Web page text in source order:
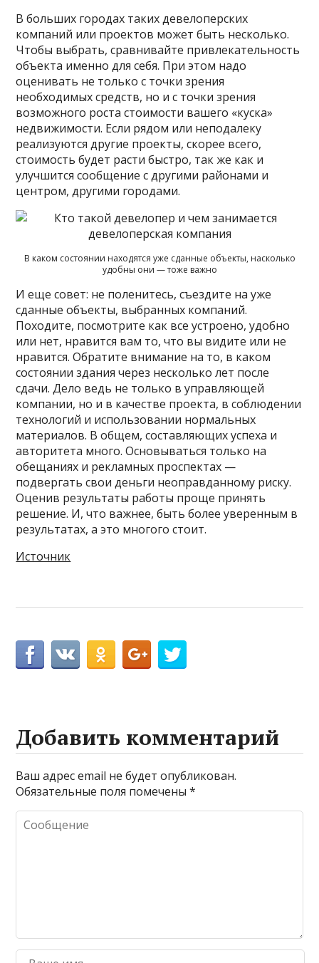
В больших городах таких девелоперских
компаний или проектов может быть несколько.
Чтобы выбрать, сравнивайте привлекательность
объекта именно для себя. При этом надо
оценивать не только с точки зрения
необходимых средств, но и с точки зрения
возможного роста стоимости вашего «куска»
недвижимости. Если рядом или неподалеку
реализуются другие проекты, скорее всего,
стоимость будет расти быстро, так же как и
улучшится сообщение с другими районами и
центром, другими городами.
В каком состоянии находятся уже сданные объекты, насколько
удобны они — тоже важно
И еще совет: не поленитесь, съездите на уже
сданные объекты, выбранных компаний.
Походите, посмотрите как все устроено, удобно
или нет, нравится вам то, что вы видите или не
нравится. Обратите внимание на то, в каком
состоянии здания через несколько лет после
сдачи. Дело ведь не только в управляющей
компании, но и в качестве проекта, в соблюдении
технологий и использовании нормальных
материалов. В общем, составляющих успеха и
авторитета много. Основываться только на
обещаниях и рекламных проспектах —
подвергать свои деньги неоправданному риску.
Оценив результаты работы проще принять
решение. И, что важнее, быть более уверенным в
результатах, а это многого стоит.
Источник
Добавить комментарий
Ваш адрес email не будет опубликован.
Обязательные поля помечены*